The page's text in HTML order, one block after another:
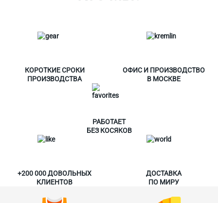
КОРОТКИЕ СРОКИ
ПРОИЗВОДСТВА
ОФИС И ПРОИЗВОДСТВО
В МОСКВЕ
РАБОТАЕТ
БЕЗ КОСЯКОВ
+200 000 ДОВОЛЬНЫХ
КЛИЕНТОВ
ДОСТАВКА
ПО МИРУ